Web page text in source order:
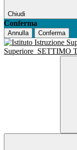
Chiudi
Conferma
Annulla Conferma
Superiore SETTIMO